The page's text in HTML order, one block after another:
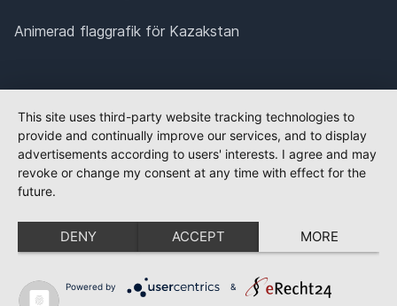
Animerad flaggrafik för Kazakstan
This site uses third-party website tracking technologies to
provide and continually improve our services, and to display
advertisements according to users' interests. I agree and may
revoke or change my consent at any time with effect for the
future.
DENY ACCEPT MORE
Powered by &